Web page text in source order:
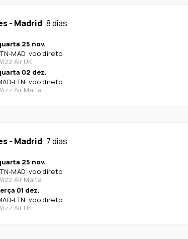
- Madrid 8 dias
25 nov.
-MAD· voo direto
Air UK
02 dez.
-LTN· voo direto
Air Malta
- Madrid 7 dias
25 nov.
-MAD· voo direto
Air Malta
01 dez.
-LTN· voo direto
Air UK